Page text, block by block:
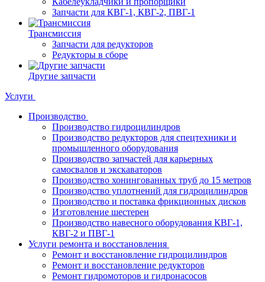
Запчасти для КВГ-1, КВГ-2, ПВГ-1
Трансмиссия
Запчасти для редукторов
Редукторы в сборе
Другие запчасти
Услуги
Производство
Производство гидроцилиндров
Производство редукторов для спецтехники и
промышленного оборудования
Производство запчастей для карьерных
самосвалов и экскаваторов
Производство хонингованных труб до 15 метров
Производство уплотнений для гидроцилиндров
Производство и поставка фрикционных дисков
Изготовление шестерен
Производство навесного оборудования КВГ-1,
КВГ-2 и ПВГ-1
Услуги ремонта и восстановления
Ремонт и восстановление гидроцилиндров
Ремонт и восстановление редукторов
Ремонт гидромоторов и гидронасосов